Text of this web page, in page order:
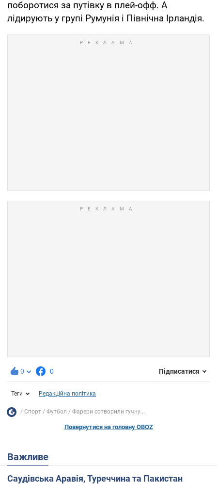
поборотися за путівку в плей-офф. А
лідирують у групі Румунія і Північна Ірландія.
0 0 Підписатися
Теги Редакційна політика
Спорт Футбол Фарери сотворили гучну...
Повернутися на головну OBOZ
Важливе
Саудівська Аравія, Туреччина та Пакистан